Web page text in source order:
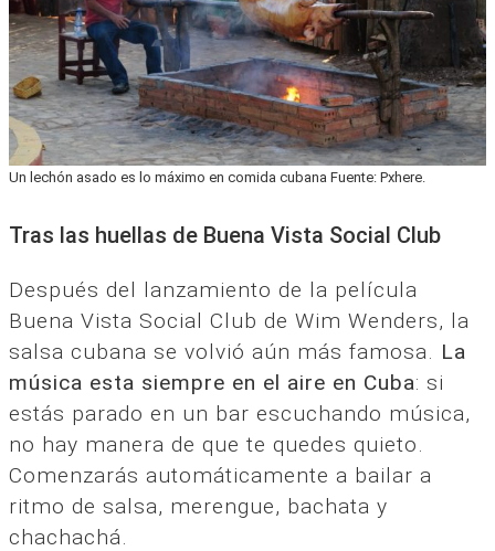
Un lechón asado es lo máximo en comida cubana Fuente: Pxhere.
Tras las huellas de Buena Vista Social Club
Después del lanzamiento de la película
Buena Vista Social Club de Wim Wenders, la
salsa cubana se volvió aún más famosa. La
música esta siempre en el aire en Cuba: si
estás parado en un bar escuchando música,
no hay manera de que te quedes quieto.
Comenzarás automáticamente a bailar a
ritmo de salsa, merengue, bachata y
chachachá.